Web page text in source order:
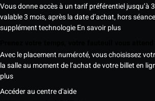
Vous donne accès à un tarif préférentiel jusqu’à
valable 3 mois, après la date d’achat, hors
supplément technologieEn savoir plus
Avec le placement numéroté, vous choisissez
la salle au moment de l’achat de votre billet en
plus
Accéder au centre d'aide